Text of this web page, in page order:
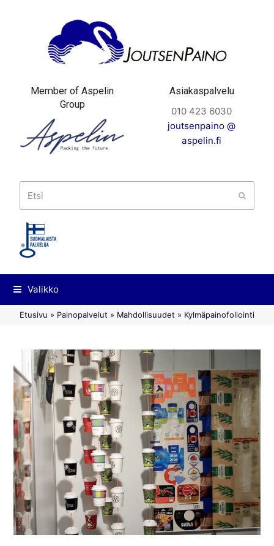
Member of Aspelin
Group
Asiakaspalvelu
010 423 6030
joutsenpaino @
aspelin.fi
Valikko
Etusivu » Painopalvelut » Mahdollisuudet » Kylmäpainofoliointi